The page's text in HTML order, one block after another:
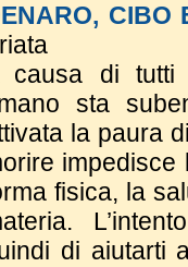
CIBO
causa di tutti
sta
la paura
fisica, la
di aiutarti